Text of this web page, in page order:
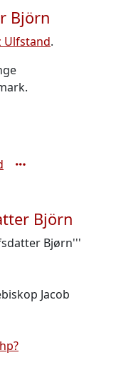
Björn
Ulfstand.
Björn
Bjørn'''
Jacob